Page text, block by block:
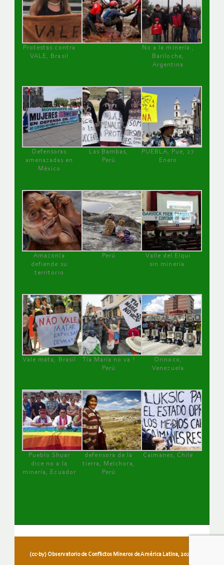
Protestas contra
VALE, Brasil
No a la minería ,
Bariloche,
Argentina
Defensoras
amenazadas en
México
Las Bambas,
Perú
PUEBLA, Pue, 27
Enero
Amazonía
defiende su
territorio
Perú
Valle del Elqui
sin minería.
Vale mata, Brasil
Tía María no va !
Perú
Orinoco,
Venezuela
Pueblo Shuar
dice no a la
minería, Ecuador
defensora de la
tierra, Melchora,
Perú
Caimanes, Chile
(cc-by) Observatorio de Conflictos Mineros de América Latina, 2026